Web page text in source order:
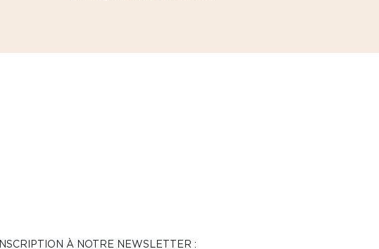
INSCRIPTION À NOTRE NEWSLETTER :